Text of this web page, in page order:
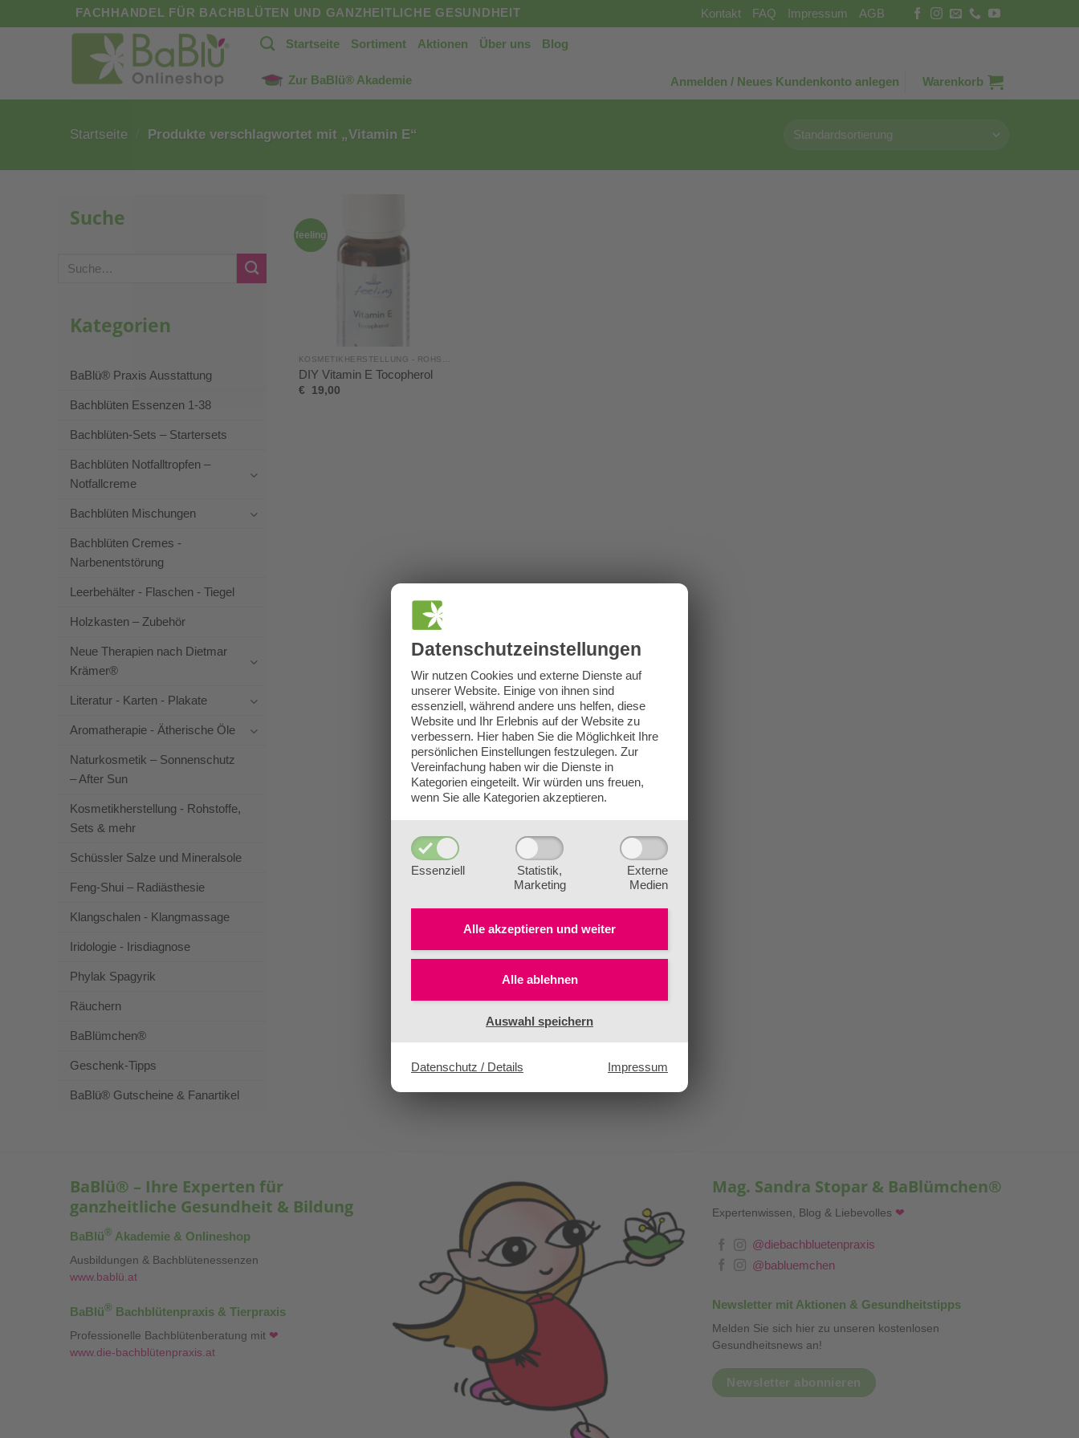
Datenschutz­einstellungen
Wir nutzen Cookies und externe Dienste auf
unserer Website. Einige von ihnen sind
essenziell, während andere uns helfen, diese
Website und Ihr Erlebnis auf der Website zu
verbessern. Hier haben Sie die Möglichkeit Ihre
persönlichen Einstellungen festzulegen. Zur
Vereinfachung haben wir die Dienste in
Kategorien eingeteilt. Wir würden uns freuen,
wenn Sie alle Kategorien akzeptieren.
Essenziell
Statistik,
Marketing
Externe
Medien
Alle akzeptieren und weiter
Alle ablehnen
Auswahl speichern
Datenschutz / Details Impressum
Inhalt
FACHHANDEL FÜR BACHBLÜTEN UND GANZHEITLICHE GESUNDHEIT Kontakt FAQ Impressum AGB
Startseite Sortiment Aktionen Über uns Blog
Zur BaBlü® Akademie Anmelden / Neues Kundenkonto anlegen Warenkorb
Startseite Produkte verschlagwortet mit „Vitamin E“
Suche
Suche
Kategorien
BaBlü® Praxis Ausstattung
Bachblüten Essenzen 1-38
Bachblüten-Sets – Startersets
Bachblüten Notfalltropfen –
Notfallcreme
Bachblüten Mischungen
Bachblüten Cremes -
Narbenentstörung
Leerbehälter - Flaschen - Tiegel
Holzkasten – Zubehör
Neue Therapien nach Dietmar
Krämer®
Literatur - Karten - Plakate
Aromatherapie - Ätherische Öle
Naturkosmetik – Sonnenschutz
– After Sun
Kosmetikherstellung - Rohstoffe,
Sets & mehr
Schüssler Salze und Mineralsole
Feng-Shui – Radiästhesie
Klangschalen - Klangmassage
Iridologie - Irisdiagnose
Phylak Spagyrik
Räuchern
BaBlümchen®
Geschenk-Tipps
BaBlü® Gutscheine & Fanartikel
feeling
DIY Vitamin E Tocopherol
€ 19,00
BaBlü® – Ihre Experten für
ganzheitliche Gesundheit & Bildung
BaBlü® Akademie & Onlineshop
Ausbildungen & Bachblütenessenzen
www.bablü.at
BaBlü® Bachblütenpraxis & Tierpraxis
Professionelle Bachblütenberatung mit ❤
www.die-bachblütenpraxis.at
Mag. Sandra Stopar & BaBlümchen®
Expertenwissen, Blog & Liebevolles ❤
@diebachbluetenpraxis
@babluemchen
Newsletter mit Aktionen & Gesundheitstipps
Melden Sie sich hier zu unseren kostenlosen
Gesundheitsnews an!
Newsletter abonnieren